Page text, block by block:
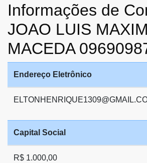
Informações de
JOAO LUIS
MACEDA
Endereço Eletrônico
Capital Social
R$ 1.000,00